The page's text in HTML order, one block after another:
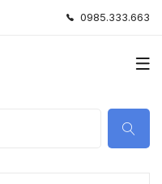
0985.333.663